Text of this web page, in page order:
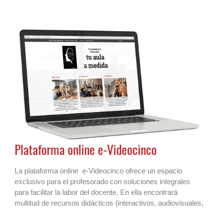
Plataforma online e-Videocinco
La plataforma online e-Videocinco ofrece un espacio
exclusivo para el profesorado con soluciones integrales
para facilitar la labor del docente. En ella encontrará
multitud de recursos didácticos (interactivos, audiovisuales,